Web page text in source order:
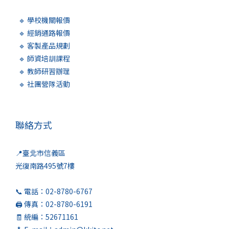
🔹 學校機關報價
🔹 經銷通路報價
🔹 客製產品規劃
🔹 師資培訓課程
🔹 教師研習辦理
🔹 社團營隊活動
聯絡方式
📍臺北市信義區
光復南路495號7樓
📞 電話：02-8780-6767
🖨️ 傳真：02-8780-6191
🧾 統編：52671161